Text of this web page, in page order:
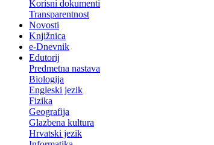
Korisni dokumenti
Transparentnost
Novosti
Knjižnica
e-Dnevnik
Edutorij
Predmetna nastava
Biologija
Engleski jezik
Fizika
Geografija
Glazbena kultura
Hrvatski jezik